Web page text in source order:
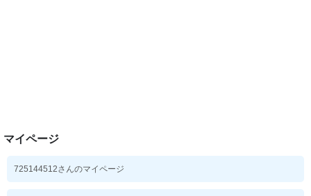
マイページ
725144512さんのマイページ